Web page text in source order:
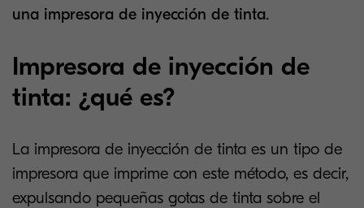
una impresora de inyección de tinta.
Impresora de inyección de
tinta: ¿qué es?
La impresora de inyección de tinta es un tipo de
impresora que imprime con este método, es decir,
expulsando pequeñas gotas de tinta sobre el